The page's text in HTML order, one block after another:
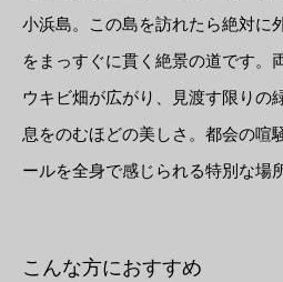
小浜島。この島を訪れたら絶対に
をまっすぐに貫く絶景の道です。
ウキビ畑が広がり、見渡す限りの
息をのむほどの美しさ。都会の喧
ールを全身で感じられる特別な場
こんな方におすすめ